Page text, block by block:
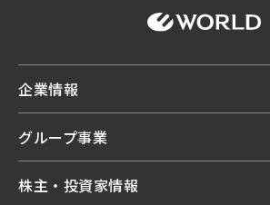
企業情報
グループ事業
株主・投資家情報